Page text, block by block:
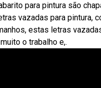
para pintura são
vazadas para pintura,
estas letras
o trabalho e,.